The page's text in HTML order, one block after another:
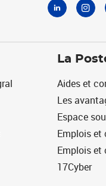
La
Aides et
Les
Espace
Emplois et
Emplois et
17Cyber